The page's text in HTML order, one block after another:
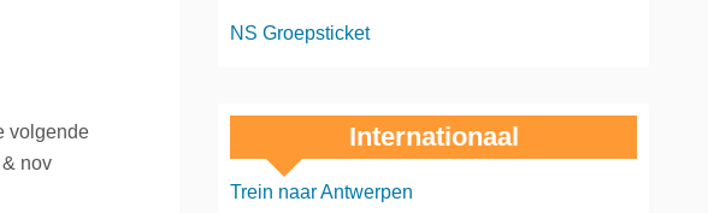
volgende
nov
NS Groepsticket
Internationaal
Trein naar Antwerpen